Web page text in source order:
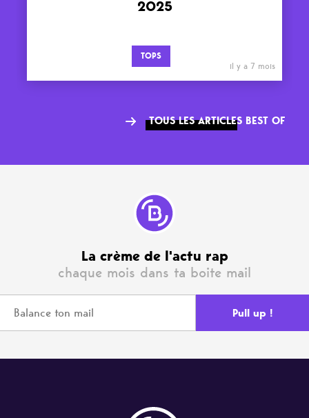
2025
TOPS
il y a 7 mois
TOUS LES ARTICLES BEST OF
La crème de l'actu rap
chaque mois dans ta boite mail